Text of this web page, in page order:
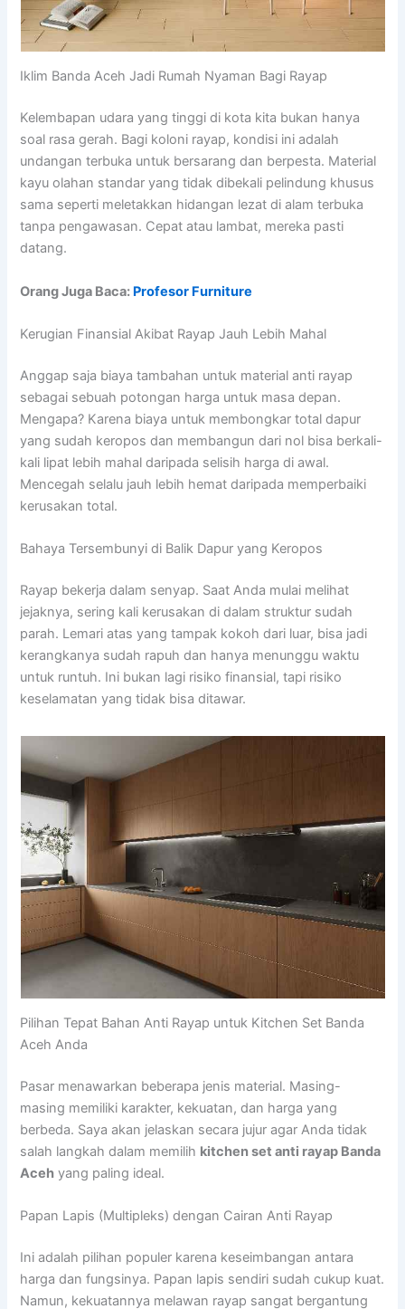
Iklim Banda Aceh Jadi Rumah Nyaman Bagi Rayap
Kelembapan udara yang tinggi di kota kita bukan hanya
soal rasa gerah. Bagi koloni rayap, kondisi ini adalah
undangan terbuka untuk bersarang dan berpesta. Material
kayu olahan standar yang tidak dibekali pelindung khusus
sama seperti meletakkan hidangan lezat di alam terbuka
tanpa pengawasan. Cepat atau lambat, mereka pasti
datang.
Orang Juga Baca: Profesor Furniture
Kerugian Finansial Akibat Rayap Jauh Lebih Mahal
Anggap saja biaya tambahan untuk material anti rayap
sebagai sebuah potongan harga untuk masa depan.
Mengapa? Karena biaya untuk membongkar total dapur
yang sudah keropos dan membangun dari nol bisa berkali-
kali lipat lebih mahal daripada selisih harga di awal.
Mencegah selalu jauh lebih hemat daripada memperbaiki
kerusakan total.
Bahaya Tersembunyi di Balik Dapur yang Keropos
Rayap bekerja dalam senyap. Saat Anda mulai melihat
jejaknya, sering kali kerusakan di dalam struktur sudah
parah. Lemari atas yang tampak kokoh dari luar, bisa jadi
kerangkanya sudah rapuh dan hanya menunggu waktu
untuk runtuh. Ini bukan lagi risiko finansial, tapi risiko
keselamatan yang tidak bisa ditawar.
Pilihan Tepat Bahan Anti Rayap untuk Kitchen Set Banda
Aceh Anda
Pasar menawarkan beberapa jenis material. Masing-
masing memiliki karakter, kekuatan, dan harga yang
berbeda. Saya akan jelaskan secara jujur agar Anda tidak
salah langkah dalam memilih kitchen set anti rayap Banda
Aceh yang paling ideal.
Papan Lapis (Multipleks) dengan Cairan Anti Rayap
Ini adalah pilihan populer karena keseimbangan antara
harga dan fungsinya. Papan lapis sendiri sudah cukup kuat.
Namun, kekuatannya melawan rayap sangat bergantung